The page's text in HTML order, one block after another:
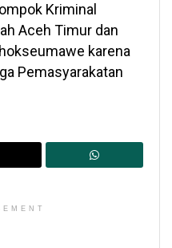
Kriminal
Aceh Timur dan
karena
Pemasyarakatan